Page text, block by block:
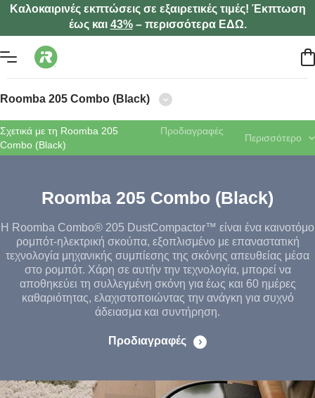
Καλοκαιρινές εκπτώσεις σε εξαιρετικές τιμές! Έκπτωση
έως και 43%– περισσότερα ΕΔΩ.
Roomba 205 Combo (Black)
Σχετικά με τη Roomba 205
Combo (Black)
Προδιαγραφές
Περισσότερο
Roomba 205 Combo (Black)
Η Roomba Combo® 205 DustCompactor™ είναι ένα καινοτόμο
ρομπότ-ηλεκτρική σκούπα, εξοπλισμένο με επαναστατική
τεχνολογία μηχανικής συμπίεσης της σκόνης απευθείας μέσα
στο ρομπότ. Χάρη σε αυτήν την τεχνολογία, μπορεί να
αποθηκεύει τη συλλεγμένη σκόνη για έως και 60 ημέρες
καθαριότητας, ελαχιστοποιώντας την ανάγκη για συχνό
άδειασμα και συντήρηση.
Προδιαγραφές